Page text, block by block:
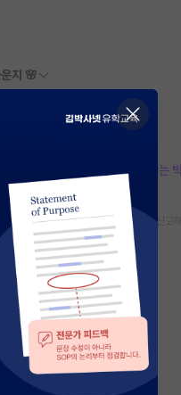
지 🌸
본문이 수정되지 않는
스크랩 신고하